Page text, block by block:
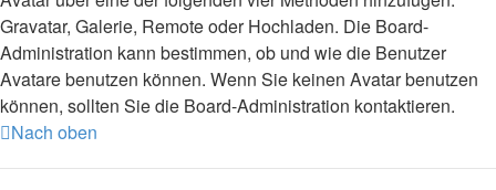
Gravatar, Galerie, Remote oder Hochladen. Die Board-
Administration kann bestimmen, ob und wie die Benutzer
Avatare benutzen können. Wenn Sie keinen Avatar benutzen
können, sollten Sie die Board-Administration kontaktieren.
Nach oben